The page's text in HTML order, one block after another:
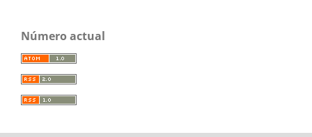
Número actual